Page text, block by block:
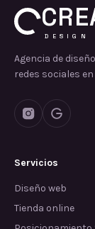
DESIGN
Agencia de
redes sociales
Servicios
Diseño web
Tienda online